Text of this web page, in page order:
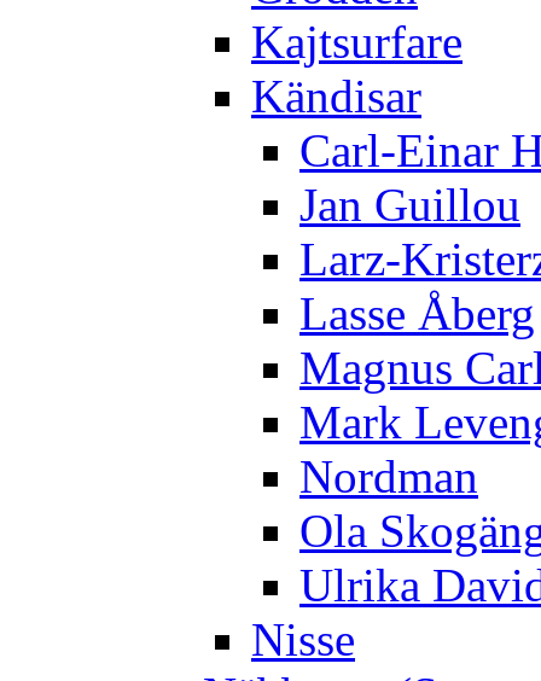
Kajtsurfare
Kändisar
Carl-Einar
Jan Guillou
Larz-
Lasse Åberg
Magnus
Mark
Nordman
Ola
Ulrika
Nisse